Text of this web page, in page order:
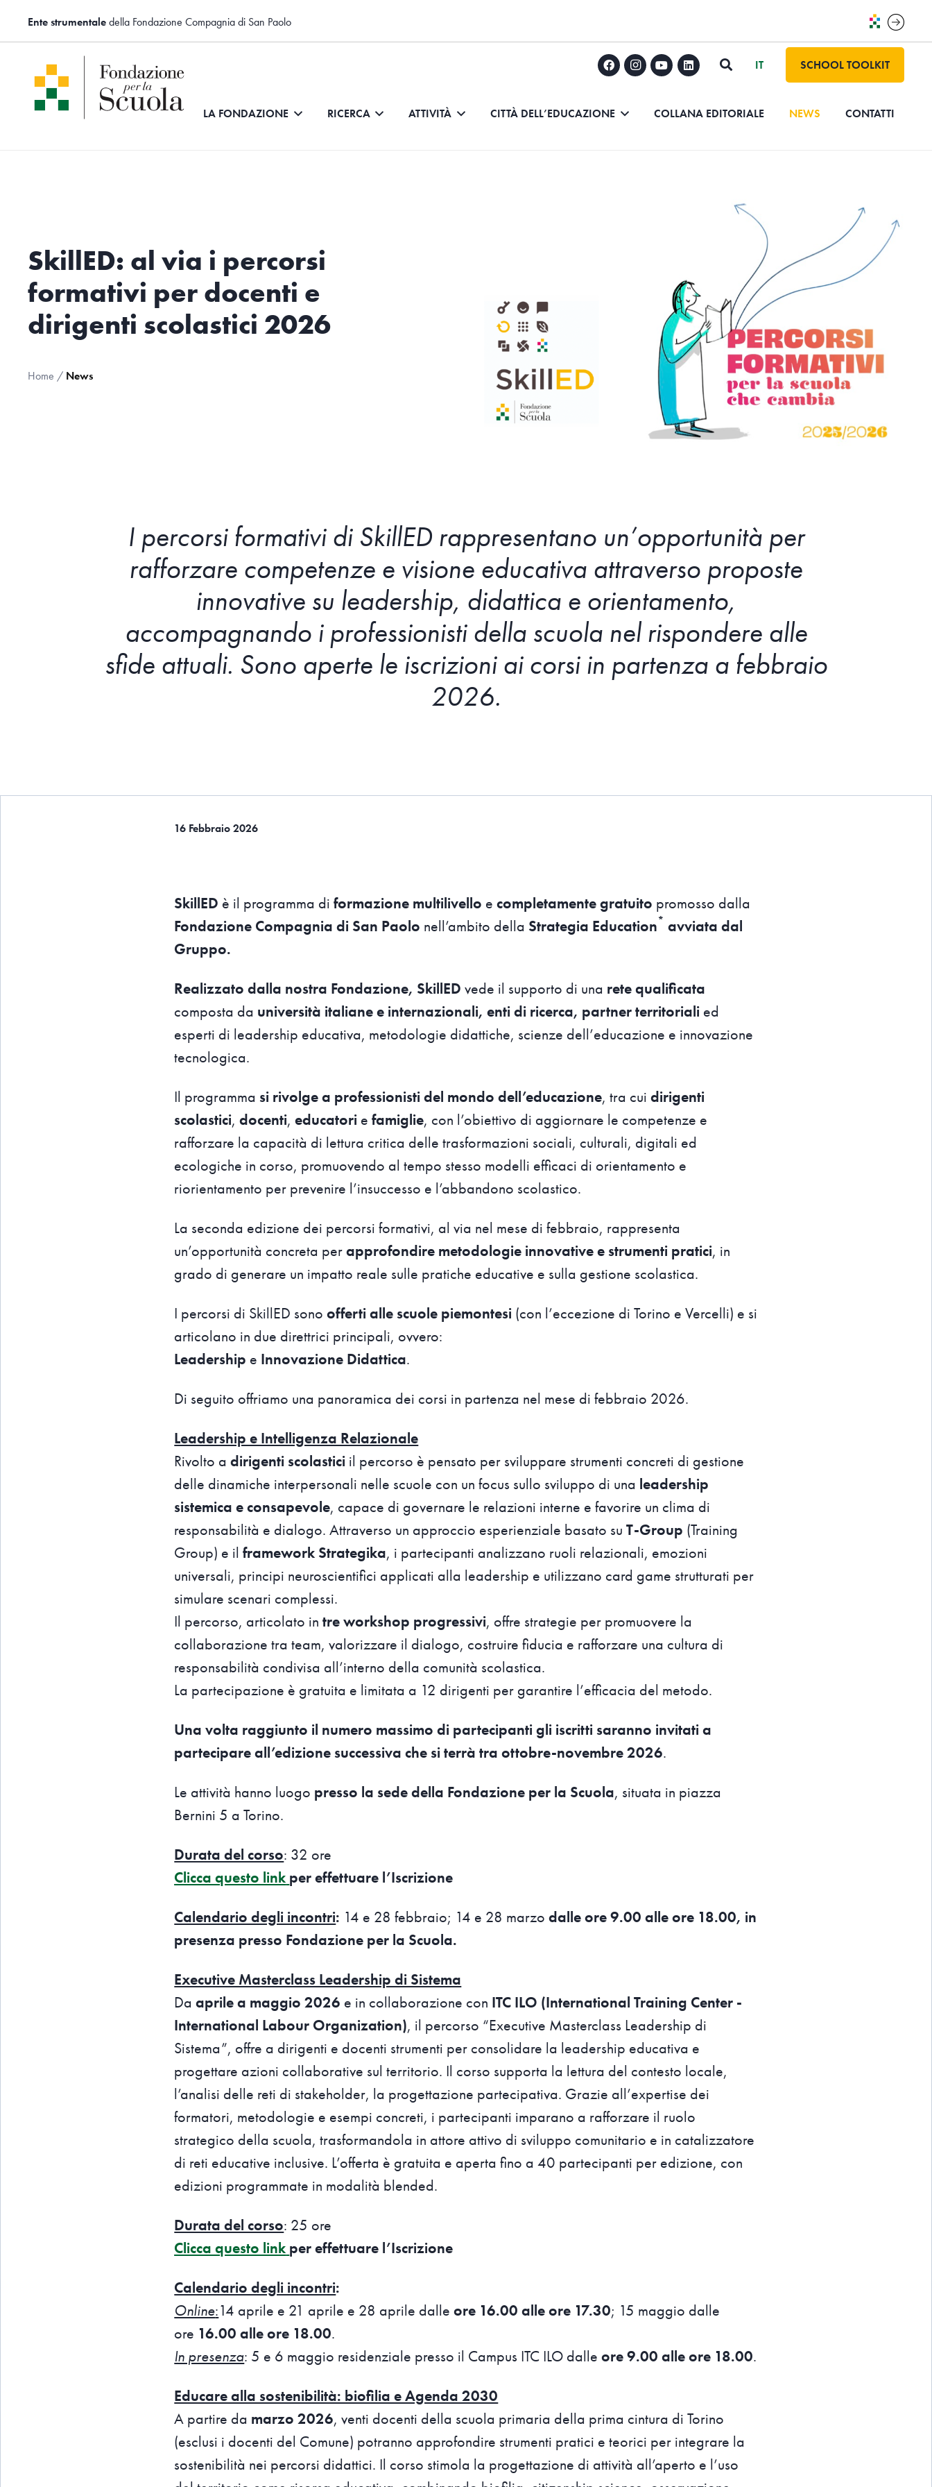
Ente strumentaledella Fondazione Compagnia di San Paolo
SCHOOL TOOLKIT
LA FONDAZIONE RICERCA ATTIVITÀ CITTÀ DELL’EDUCAZIONE COLLANA EDITORIALE NEWS CONTATTI
SkillED: al via i percorsi
formativi per docenti e
dirigenti scolastici 2026
Home / News
I percorsi formativi di SkillED rappresentano un’opportunità per
rafforzare competenze e visione educativa attraverso proposte
innovative su leadership, didattica e orientamento,
accompagnando i professionisti della scuola nel rispondere alle
sfide attuali. Sono aperte le iscrizioni ai corsi in partenza a febbraio
2026.
16 Febbraio 2026
SkillED è il programma diformazione multilivello e completamente gratuito promosso dalla
Fondazione Compagnia di San Paolo nell’ambito della Strategia Education* avviata dal
Gruppo.
Realizzato dalla nostra Fondazione, SkillEDvede il supporto di una rete qualificata
composta da università italiane e internazionali, enti di ricerca, partner territoriali ed
esperti di leadership educativa, metodologie didattiche, scienze dell’educazione e innovazione
tecnologica.
Il programmasi rivolge a professionisti del mondo dell’educazione, tra cuidirigenti
scolastici,docenti,educatori efamiglie, con l’obiettivo di aggiornare le competenze e
rafforzare la capacità di lettura critica delle trasformazioni sociali, culturali, digitali ed
ecologiche in corso, promuovendo al tempo stesso modelli efficaci di orientamento e
riorientamento per prevenire l’insuccesso e l’abbandono scolastico.
La seconda edizione dei percorsi formativi, al via nel mese di febbraio, rappresenta
un’opportunità concreta perapprofondire metodologie innovative e strumenti pratici, in
grado di generare un impatto reale sulle pratiche educative e sulla gestione scolastica.
I percorsi di SkillED sonoofferti alle scuole piemontesi (con l’eccezione di Torino e Vercelli) e si
articolano in due direttrici principali, ovvero:
Leadership e Innovazione Didattica.
Di seguito offriamo una panoramica dei corsi in partenza nel mese di febbraio 2026.
Leadership e Intelligenza Relazionale
Rivolto adirigenti scolastici il percorso è pensato per sviluppare strumenti concreti di gestione
delle dinamiche interpersonali nelle scuole con un focus sullo sviluppo di una leadership
sistemica e consapevole, capace di governare le relazioni interne e favorire un clima di
responsabilità e dialogo. Attraverso un approccio esperienziale basato suT-Group (Training
Group) e ilframework Strategika, i partecipanti analizzano ruoli relazionali, emozioni
universali, principi neuroscientifici applicati alla leadership e utilizzano card game strutturati per
simulare scenari complessi.
Il percorso, articolato intre workshop progressivi, offre strategie per promuovere la
collaborazione tra team, valorizzare il dialogo, costruire fiducia e rafforzare una cultura di
responsabilità condivisa all’interno della comunità scolastica.
La partecipazione è gratuita e limitata a 12 dirigenti per garantire l’efficacia del metodo.
Una volta raggiunto il numero massimo di partecipanti gli iscritti saranno invitati a
partecipare all’edizione successiva che si terrà tra ottobre-novembre 2026.
Le attività hanno luogo presso la sede della Fondazione per la Scuola, situata in piazza
Bernini 5 a Torino.
Durata del corso: 32 ore
Clicca questo link per effettuare l’Iscrizione
Calendario degli incontri: 14 e 28 febbraio; 14 e 28 marzodalle ore 9.00 alle ore 18.00, in
presenza presso Fondazione per la Scuola.
Executive Masterclass Leadership di Sistema
Daaprile a maggio 2026 e in collaborazione con ITC ILO (International Training Center -
International Labour Organization), il percorso “Executive Masterclass Leadership di
Sistema”, offre a dirigenti e docenti strumenti per consolidare la leadership educativa e
progettare azioni collaborative sul territorio. Il corso supporta la lettura del contesto locale,
l’analisi delle reti di stakeholder, la progettazione partecipativa. Grazie all’expertise dei
formatori, metodologie e esempi concreti, i partecipanti imparano a rafforzare il ruolo
strategico della scuola, trasformandola in attore attivo di sviluppo comunitario e in catalizzatore
di reti educative inclusive. L’offerta è gratuita e aperta fino a 40 partecipanti per edizione, con
edizioni programmate in modalità blended.
Durata del corso: 25 ore
Clicca questo link per effettuare l’Iscrizione
Calendario degli incontri:
Online:14 aprile e 21 aprile e 28 aprile dalle ore 16.00 alle ore 17.30; 15 maggio dalle
ore 16.00 alle ore 18.00.
In presenza: 5 e 6 maggio residenziale presso il Campus ITC ILO dalle ore 9.00 alle ore 18.00.
Educare alla sostenibilità: biofilia e Agenda 2030
A partire da marzo 2026, venti docenti della scuola primaria della prima cintura di Torino
(esclusi i docenti del Comune) potranno approfondire strumenti pratici e teorici per integrare la
sostenibilità nei percorsi didattici. Il corso stimola la progettazione di attività all’aperto e l’uso